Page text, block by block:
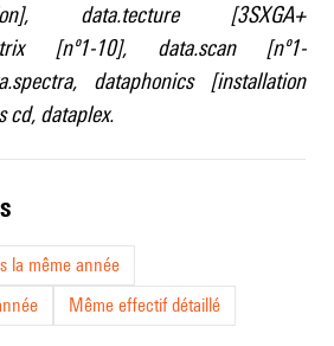
, data.tecture [3SXGA+
[nº1-10], data.scan [nº1-
, dataphonics [installation
cd, dataplex.
la même année
Même effectif détaillé